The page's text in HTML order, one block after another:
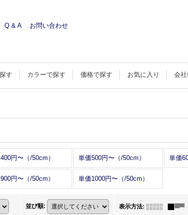
Q & A お問い合わせ
す カラーで探す 価格で探す お気に入り 会
円〜（/50cm） 単価500円〜（/50cm） 単価
円〜（/50cm） 単価1000円〜（/50cm）
並び順: 表示方法: